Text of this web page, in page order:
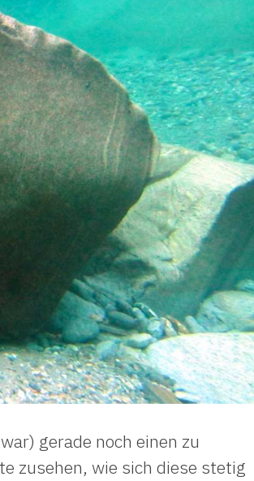
gerade noch einen zu
zusehen, wie sich diese stetig